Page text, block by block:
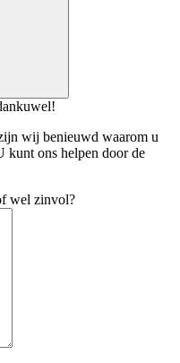
wij benieuwd waarom u
kunt ons helpen door de
wel zinvol?